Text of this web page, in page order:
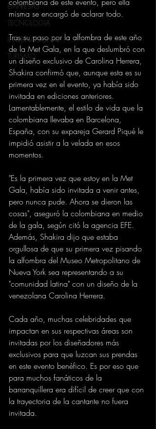
EMPRESAS
TECNOLOGIA
INTERNACIONAL
TURISMO
misma se encargó de aclarar todo.
Tras su paso por la alfombra de este año
de la Met Gala, en la que deslumbró con
un diseño exclusivo de Carolina Herrera,
Shakira confirmó que, aunque esta es su
primera vez en el evento, ya había sido
invitada en ediciones anteriores.
Lamentablemente, el estilo de vida que la
colombiana llevaba en Barcelona,
España, con su expareja Gerard Piqué le
impidió asistir a la velada en esos
momentos.
"Es la primera vez que estoy en la Met
Gala, había sido invitada a venir antes,
pero nunca pude. Ahora se dieron las
cosas", aseguró la colombiana en medio
de la gala, según citó la agencia EFE.
Además, Shakira dijo que estaba
orgullosa de que su primera vez pisando
la alfombra del Museo Metropolitano de
Nueva York sea representando a su
"comunidad latina" con un diseño de la
venezolana Carolina Herrera.
Cada año, muchas celebridades que
impactan en sus respectivas áreas son
invitadas por los diseñadores más
exclusivos para que luzcan sus prendas
en este evento benéfico. Es por eso que
para muchos fanáticos de la
barranquillera era difícil de creer que con
la trayectoria de la cantante no fuera
invitada.